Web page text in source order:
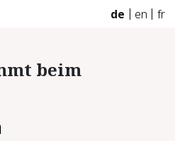
de en fr
beim